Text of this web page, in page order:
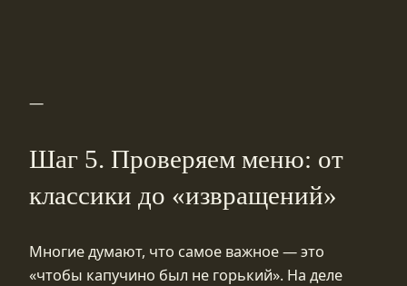
—
Шаг 5. Проверяем меню: от
классики до «извращений»
Многие думают, что самое важное — это
«чтобы капучино был не горький». На деле